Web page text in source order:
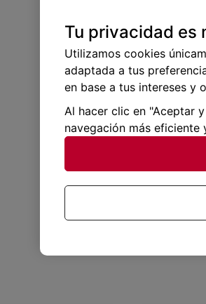
Tu privacidad es
Utilizamos cookies
adaptada a tus
en base a tus intereses y
Al hacer clic en "Aceptar
navegación más eficiente